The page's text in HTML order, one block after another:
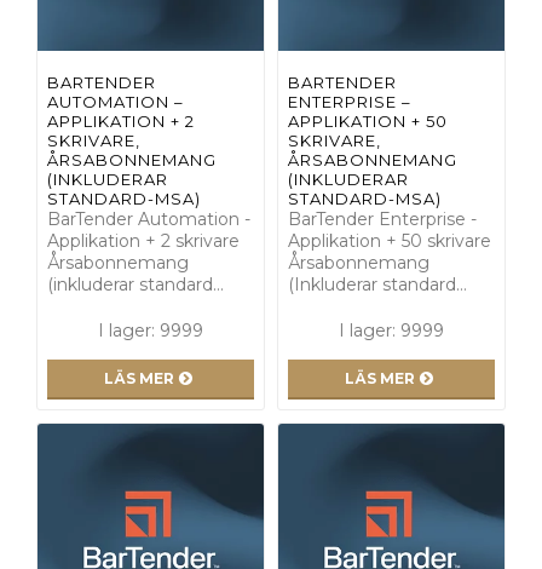
BARTENDER
AUTOMATION –
APPLIKATION + 2
SKRIVARE,
ÅRSABONNEMANG
(INKLUDERAR
STANDARD-MSA)
BarTender Automation -
Applikation + 2 skrivare
Årsabonnemang
(inkluderar standard…
I lager: 9999
LÄS MER
BARTENDER
ENTERPRISE –
APPLIKATION + 50
SKRIVARE,
ÅRSABONNEMANG
(INKLUDERAR
STANDARD-MSA)
BarTender Enterprise -
Applikation + 50 skrivare
Årsabonnemang
(Inkluderar standard…
I lager: 9999
LÄS MER